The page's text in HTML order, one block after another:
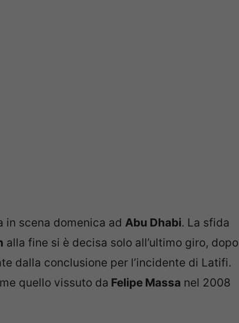
in scena domenica ad Abu Dhabi. La sfida
alla fine si è decisa solo all’ultimo giro, dopo
dalla conclusione per l’incidente di Latifi.
quello vissuto da Felipe Massa nel 2008